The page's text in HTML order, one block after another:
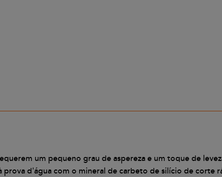
um pequeno grau de aspereza e um toque de
d'água com o mineral de carbeto de silício de